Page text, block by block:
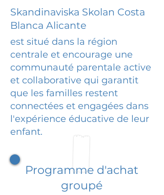
Skandinaviska Skolan Costa
Blanca Alicante
est situé dans la région
centrale et encourage une
communauté parentale active
et collaborative qui garantit
que les familles restent
connectées et engagées dans
l'expérience éducative de leur
enfant.
Programme d'achat
groupé